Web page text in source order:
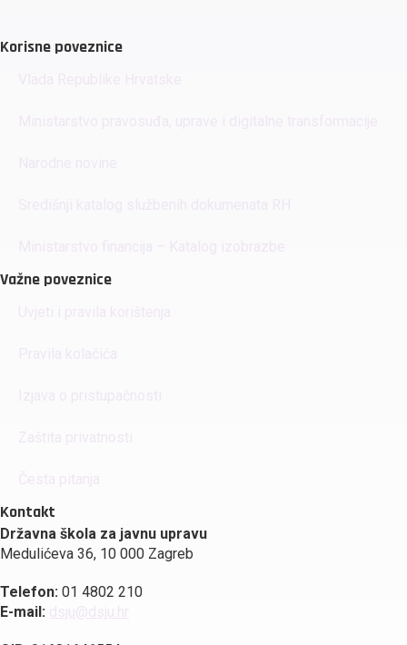
Korisne poveznice
Važne poveznice
Kontakt
Državna škola za javnu upravu
Medulićeva 36, 10 000 Zagreb
Telefon: 01 4802 210
E-mail: